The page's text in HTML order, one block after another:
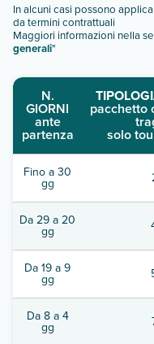
In alcuni casi possono
da termini contrattuali
Maggiori informazioni nella
generali"
N.
GIORNI
ante
partenza
pacchetto
solo
Fino a 30
gg
Da 29 a 20
gg
Da 19 a 9
gg
Da 8 a 4
gg